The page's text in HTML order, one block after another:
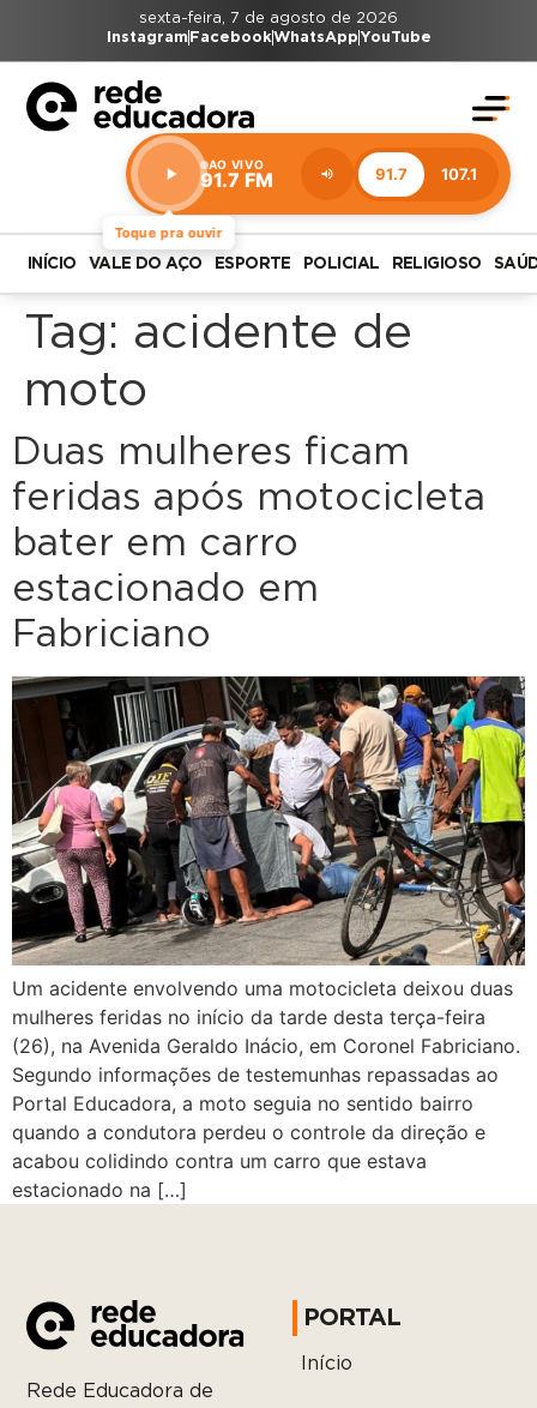
sexta-feira, 7 de agosto de 2026
Instagram FacebookWhatsAppYouTube
Toque pra ouvir
AO VIVO
91.7 FM 91.7 107.1
Estação:
91.7
FM
INÍCIO VALE DO AÇO ESPORTE POLICIAL RELIGIOSO
Tag: acidente de
moto
Duas mulheres ficam
feridas após motocicleta
bater em carro
estacionado em
Fabriciano
Um acidente envolvendo uma motocicleta deixou duas
mulheres feridas no início da tarde desta terça-feira
(26), na Avenida Geraldo Inácio, em Coronel Fabriciano.
Segundo informações de testemunhas repassadas ao
Portal Educadora, a moto seguia no sentido bairro
quando a condutora perdeu o controle da direção e
acabou colidindo contra um carro que estava
estacionado na […]
Rede Educadora de
PORTAL
Início